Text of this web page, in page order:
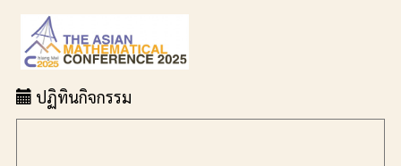
ปฏิทินกิจกรรม